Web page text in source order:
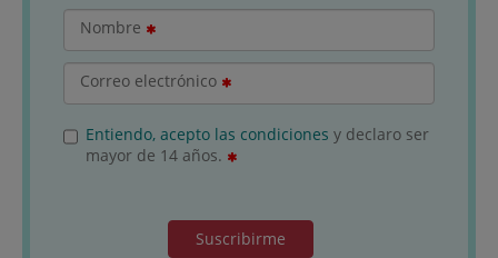
Nombre
Correo electrónico
Entiendo, acepto las condiciones y declaro ser
mayor de 14 años.
Suscribirme